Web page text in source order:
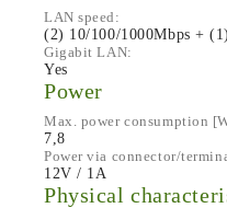
LAN speed:
(2) 10/100/1000Mbps +
Gigabit LAN:
Yes
Power
Max. power consumption
7,8
Power via connector/
12V / 1A
Physical